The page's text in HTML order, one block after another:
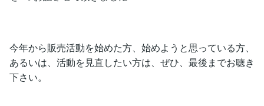
今年から販売活動を始めた方、始めようと思っている方、
あるいは、活動を見直したい方は、ぜひ、最後までお聴き
下さい。